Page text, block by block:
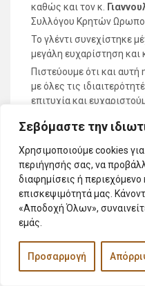
Σεβόμαστε την
Χρησιμοποιούμε cookies
περιήγησής σας, να
διαφημίσεις ή
επισκεψιμότητά μας.
«Αποδοχή Όλων»,
εμάς.
Προσαρμογή
καθώς και τον κ.
Συλλόγου Κρητών
Το γλέντι συνεχίστηκε
μεγάλη ευχαρίστηση και
Πιστεύουμε ότι και
με όλες τις
επιτυχία και
κάθε τρόπο για το ωραίο
Καλή Χρονιά σε όλους
ευτυχία, να κρατούμε
ολοζώντανες τις
Ο χρόνος φεύγει και
μα τσ’ αναμνήσεις τσ΄
Θερμά συγχαρητήρια σε
εκδήλωσή μας να μη